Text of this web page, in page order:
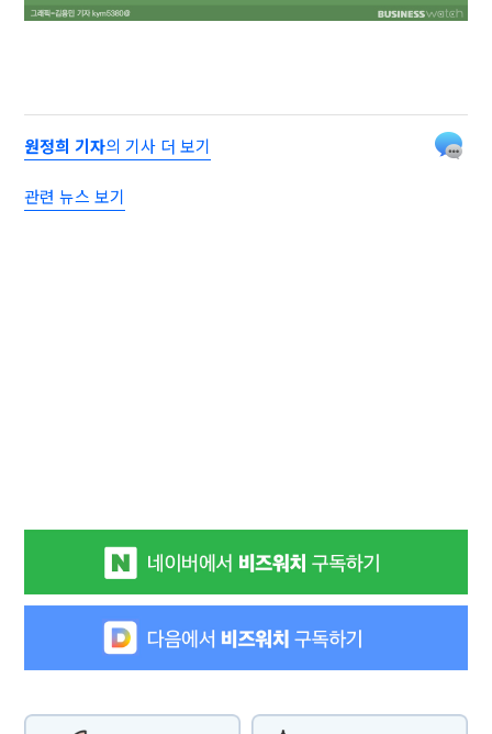
원정희 기자의 기사 더 보기
관련 뉴스 보기